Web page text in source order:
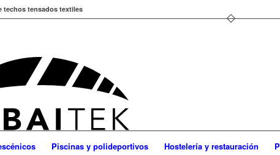
techos tensados textiles
Piscinas y polideportivos Hostelería y restauración